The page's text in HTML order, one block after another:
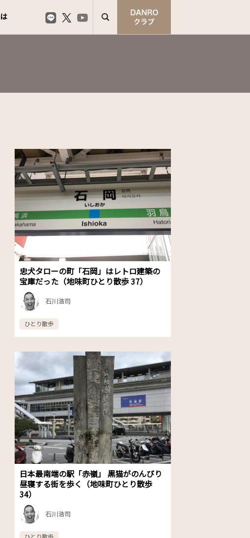
忠犬タローの町「石岡」はレトロ建築の
宝庫だった（地味町ひとり散歩 37）
石川浩司
ひとり散歩
日本最南端の駅「赤嶺」 黒猫がのんびり
昼寝する街を歩く（地味町ひとり散歩
34）
石川浩司